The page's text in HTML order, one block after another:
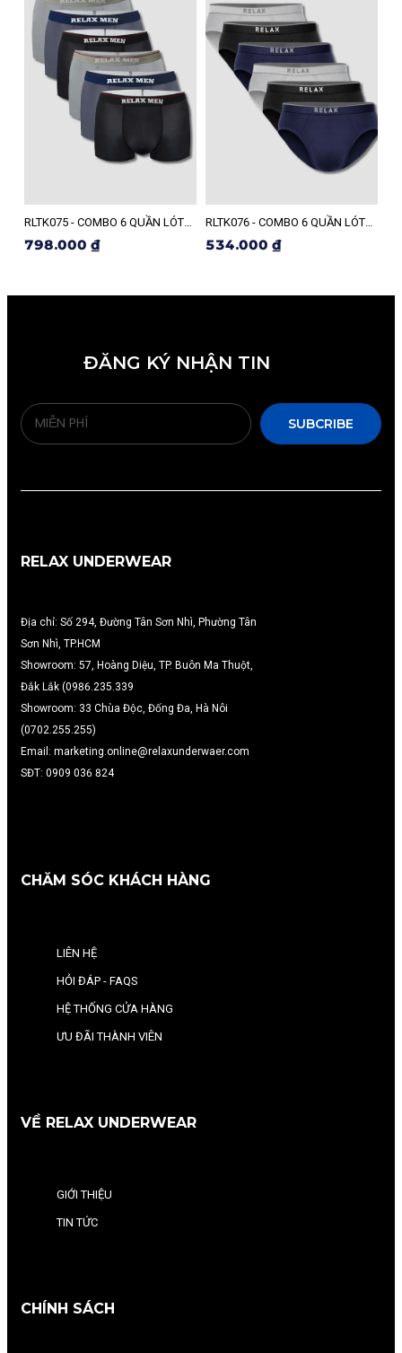
RLTK075 - COMBO 6 QUẦN LÓT
NAM RELAX
798.000 ₫
RLTK076 - COMBO 6 QUẦN LÓT
NAM RELAX
534.000 ₫
ĐĂNG KÝ NHẬN TIN
SUBCRIBE
CHĂM SÓC KHÁCH HÀNG
LIÊN HỆ
HỎI ĐÁP - FAQS
HỆ THỐNG CỬA HÀNG
ƯU ĐÃI THÀNH VIÊN
VỀ RELAX UNDERWEAR
GIỚI THIỆU
TIN TỨC
CHÍNH SÁCH
RELAX UNDERWEAR
Địa chỉ: Số 294, Đường Tân Sơn Nhì, Phường Tân
Sơn Nhì, TP.HCM
Showroom: 57, Hoàng Diệu, TP. Buôn Ma Thuột,
Đắk Lắk (0986.235.339
Showroom: 33 Chùa Độc, Đống Đa, Hà Nôi
(0702.255.255)
Email: marketing.online@relaxunderwaer.com
SĐT: 0909 036 824